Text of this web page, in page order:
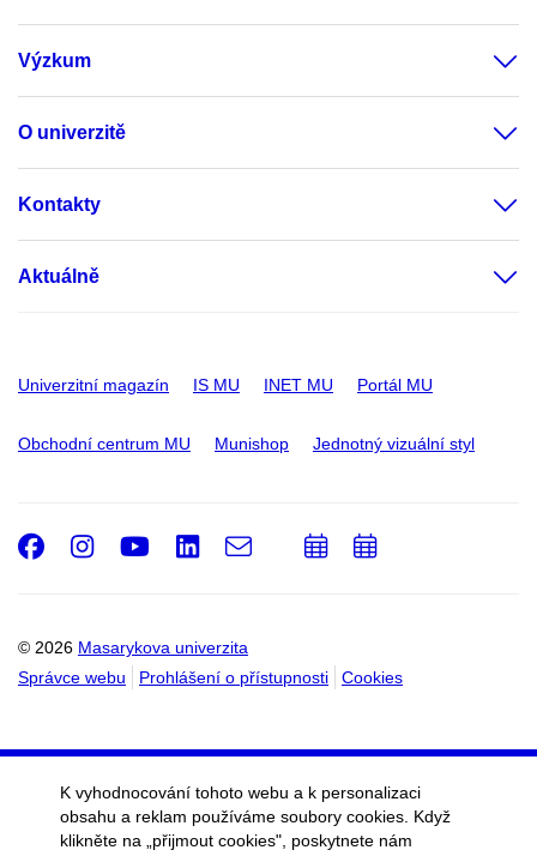
Výzkum
O univerzitě
Kontakty
Aktuálně
Univerzitní magazín IS MU INET MU Portál MU
Obchodní centrum MU Munishop Jednotný vizuální styl
© 2026 Masarykova univerzita
Správce webu
Prohlášení o přístupnosti Cookies
Facebook
Instagram
Youtube
LinkedIn
e-
PřidatPřidat
K vyhodnocování tohoto webu a k personalizaci
obsahu a reklam používáme soubory cookies. Když
klikněte na „přijmout cookies", poskytnete nám